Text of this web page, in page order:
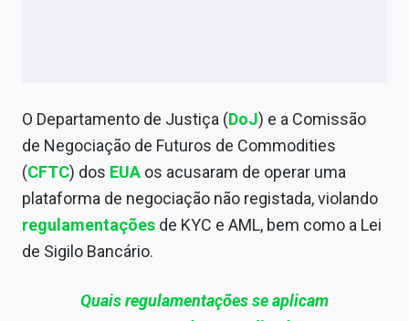
O Departamento de Justiça (DoJ) e a Comissão
de Negociação de Futuros de Commodities
(CFTC) dos EUA os acusaram de operar uma
plataforma de negociação não registada, violando
regulamentações de KYC e AML, bem como a Lei
de Sigilo Bancário.
Quais regulamentações se aplicam